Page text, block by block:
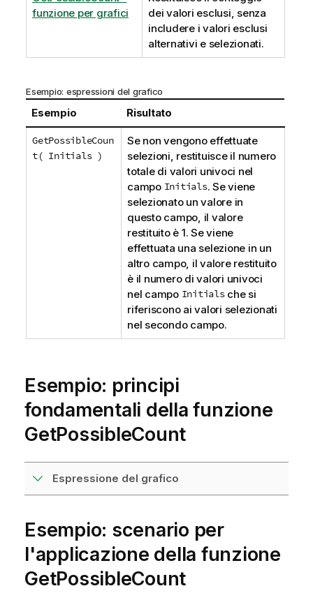
funzione per grafici
dei valori esclusi, senza
includere i valori esclusi
alternativi e selezionati.
Esempio: espressioni del grafico
Esempio Risultato
GetPossibleCoun
t( Initials )
Se non vengono effettuate
selezioni, restituisce il numero
totale di valori univoci nel
campo Initials. Se viene
selezionato un valore in
questo campo, il valore
restituito è 1. Se viene
effettuata una selezione in un
altro campo, il valore restituito
è il numero di valori univoci
nel campo Initialsche si
riferiscono ai valori selezionati
nel secondo campo.
Esempio: principi
fondamentali della funzione
GetPossibleCount
Espressione del grafico
Esempio: scenario per
l'applicazione della funzione
GetPossibleCount